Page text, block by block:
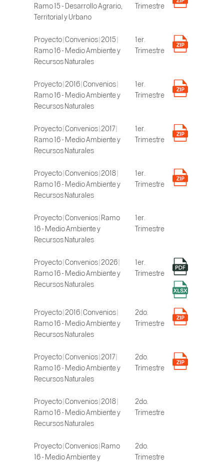
Ramo 15 - Desarrollo Agrario,
Territorial y Urbano
Trimestre
Proyecto | Convenios | 2015 |
Ramo 16 - Medio Ambiente y
Recursos Naturales
1er.
Trimestre
Proyecto | 2016 | Convenios |
Ramo 16 - Medio Ambiente y
Recursos Naturales
1er.
Trimestre
Proyecto | Convenios | 2017 |
Ramo 16 - Medio Ambiente y
Recursos Naturales
1er.
Trimestre
Proyecto | Convenios | 2018 |
Ramo 16 - Medio Ambiente y
Recursos Naturales
1er.
Trimestre
Proyecto | Convenios | Ramo
16 - Medio Ambiente y
Recursos Naturales
1er.
Trimestre
Proyecto | Convenios | 2026 |
Ramo 16 - Medio Ambiente y
Recursos Naturales
1er.
Trimestre
Proyecto | 2016 | Convenios |
Ramo 16 - Medio Ambiente y
Recursos Naturales
2do.
Trimestre
Proyecto | Convenios | 2017 |
Ramo 16 - Medio Ambiente y
Recursos Naturales
2do.
Trimestre
Proyecto | Convenios | 2018 |
Ramo 16 - Medio Ambiente y
Recursos Naturales
2do.
Trimestre
Proyecto | Convenios | Ramo
16 - Medio Ambiente y
2do.
Trimestre